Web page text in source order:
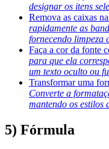
designar os itens
Remova as caixas
rapidamente as
fornecendo limpeza
Faça a cor da fonte
para que ela
um texto oculto ou
Transformar uma
Converte a
mantendo os estilos
5) Fórmula